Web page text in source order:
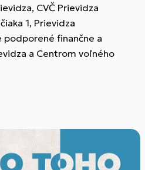
CVČ Prievidza
1, Prievidza
finančne a
a Centrom voľného